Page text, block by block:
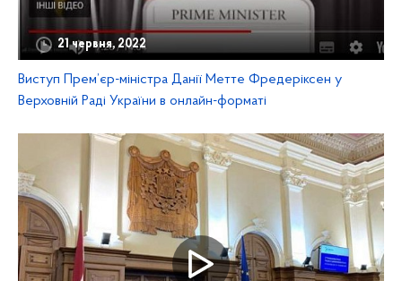
21 червня, 2022
Виступ Прем’єр-міністра Данії Метте Фредеріксен у
Верховній Раді України в онлайн-форматі